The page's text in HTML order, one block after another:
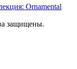
Ornamental
защищены.